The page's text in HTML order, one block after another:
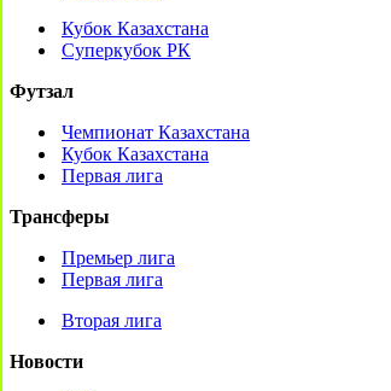
Кубок Казахстана
Суперкубок РК
Футзал
Чемпионат Казахстана
Кубок Казахстана
Первая лига
Трансферы
Премьер лига
Первая лига
Вторая лига
Новости